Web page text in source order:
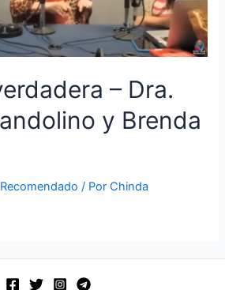
– Dra.
y Brenda
/ PorChinda